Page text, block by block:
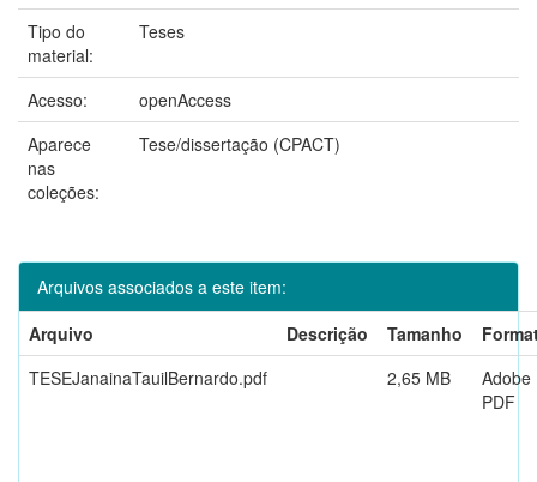
Tipo do
material:
Teses
Acesso:
openAccess
Aparece
nas
coleções:
Tese/dissertação (CPACT)
Arquivos associados a este item:
Arquivo
Descrição Tamanho
TESEJanainaTauilBernardo.pdf
2,65 MB
Adobe
PDF